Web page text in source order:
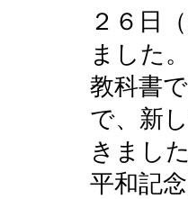
２６日
ました。
教科書
で、新
きました
平和記